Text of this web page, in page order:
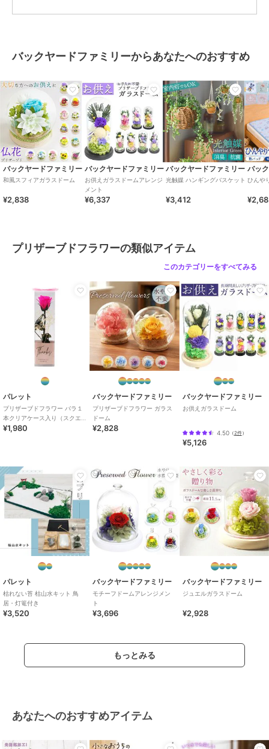
ブランド バックヤードファミリー
ショップ バックヤードファミリー
商品カテゴリ ギフト用品
プリザーブドフラ
ワー
カラー
優/ピンクブルー、萌/レッド、萌/
ピンク、萌/ブルー、萌/パープ
ル、咲/ピンク、咲/イエロー、咲/
ブルー、咲/パープル、優/イエロ
ーピンク、優/イエローパープル、
優/ブルーパープル、奏、希/ピン
ク、希/イエロー、希/ブルー
バックヤードファミリーからあなたへのおすすめ
バックヤードファミリー
和風スフィアガラスドーム
¥2,838
バックヤードファミリー
お供えガラスドームアレンジ
メント
¥6,337
バックヤードファミリー
光触媒 ハンギングバスケット
¥3,412
バッ
ひんや
プリザーブドフラワーの類似アイテム
このカテゴリーをすべてみる
パレット
プリザーブドフラワー バラ１
本クリアケース入り（スクエ
ア）ブライトピンク
¥1,980
バックヤードファミリー
プリザーブドフラワー ガラス
ドーム
¥2,828
バックヤードファミリー
お供えガラスドーム
4.50（2件）
¥5,126
パレット
枯れない苔 枯山水キット 鳥
居・灯篭付き
¥3,520
バックヤードファミリー
モチーフドームアレンジメン
ト
¥3,696
バックヤードファミリー
ジュエルガラスドーム
¥2,928
もっとみる
あなたへのおすすめアイテム